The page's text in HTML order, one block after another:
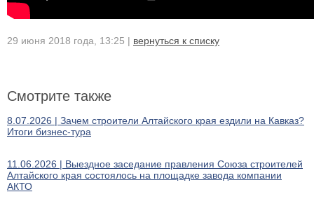
29 июня 2018 года, 13:25 | вернуться к списку
Смотрите также
8.07.2026 | Зачем строители Алтайского края ездили на Кавказ?
Итоги бизнес-тура
11.06.2026 | Выездное заседание правления Союза строителей
Алтайского края состоялось на площадке завода компании
АКТО